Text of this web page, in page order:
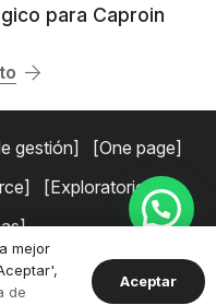
para Caproin
gestión
One page
Exploratorios
de privacidad
Términos y
mejor
de
Aceptar